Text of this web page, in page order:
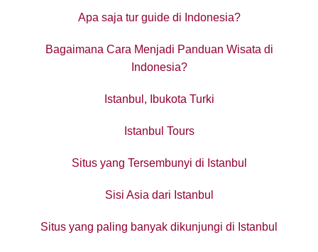
Apa saja tur guide di Indonesia?
Bagaimana Cara Menjadi Panduan Wisata di
Indonesia?
Istanbul, Ibukota Turki
Istanbul Tours
Situs yang Tersembunyi di Istanbul
Sisi Asia dari Istanbul
Situs yang paling banyak dikunjungi di Istanbul